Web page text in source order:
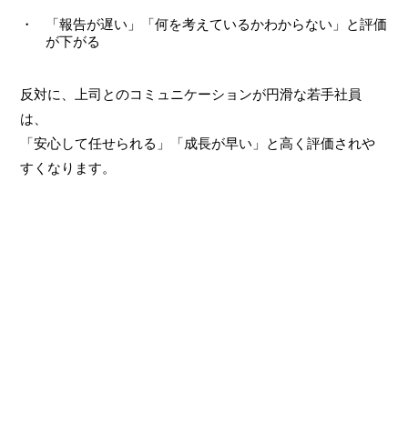
「報告が遅い」「何を考えているかわからない」と評価
が下がる
反対に、上司とのコミュニケーションが円滑な若手社員
は、
「安心して任せられる」「成長が早い」と高く評価されや
すくなります。